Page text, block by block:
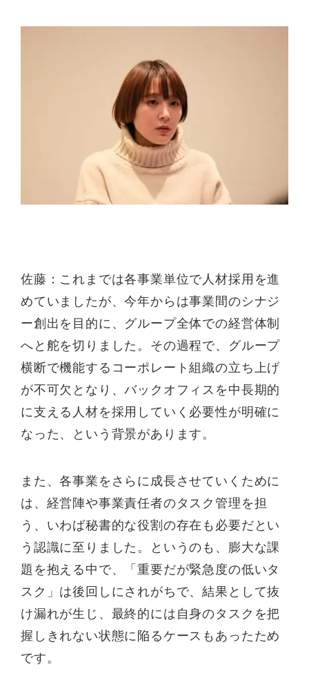
佐藤：これまでは各事業単位で人材採用を進
めていましたが、今年からは事業間のシナジ
ー創出を目的に、グループ全体での経営体制
へと舵を切りました。その過程で、グループ
横断で機能するコーポレート組織の立ち上げ
が不可欠となり、バックオフィスを中長期的
に支える人材を採用していく必要性が明確に
なった、という背景があります。
また、各事業をさらに成長させていくために
は、経営陣や事業責任者のタスク管理を担
う、いわば秘書的な役割の存在も必要だとい
う認識に至りました。というのも、膨大な課
題を抱える中で、「重要だが緊急度の低いタ
スク」は後回しにされがちで、結果として抜
け漏れが生じ、最終的には自身のタスクを把
握しきれない状態に陥るケースもあったため
です。